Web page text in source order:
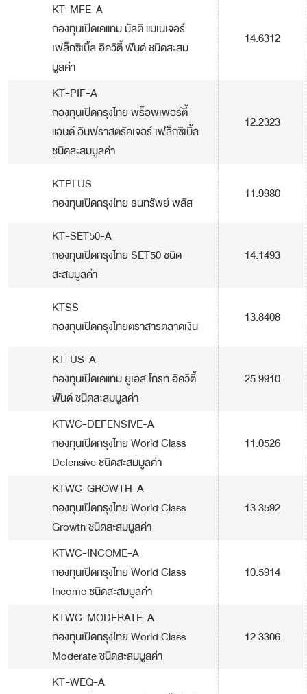
KT-MFE-A
กองทุนเปิดเคแทม มัลติ แมเนเจอร์
เฟล็กซิเบิ้ล อิควิตี้ ฟันด์ ชนิดสะสม
มูลค่า
14.6312
KT-PIF-A
กองทุนเปิดกรุงไทย พร็อพเพอร์ตี้
แอนด์ อินฟราสตรัคเจอร์ เฟล็กซิเบิ้ล
ชนิดสะสมมูลค่า
12.2323
KTPLUS
กองทุนเปิดกรุงไทย ธนทรัพย์ พลัส
11.9980
KT-SET50-A
กองทุนเปิดกรุงไทย SET50 ชนิด
สะสมมูลค่า
14.1493
KTSS
กองทุนเปิดกรุงไทยตราสารตลาดเงิน
13.8408
KT-US-A
กองทุนเปิดเคแทม ยูเอส โกรท อิควิตี้
ฟันด์ ชนิดสะสมมูลค่า
25.9910
KTWC-DEFENSIVE-A
กองทุนเปิดกรุงไทย World Class
Defensive ชนิดสะสมมูลค่า
11.0526
KTWC-GROWTH-A
กองทุนเปิดกรุงไทย World Class
Growth ชนิดสะสมมูลค่า
13.3592
KTWC-INCOME-A
กองทุนเปิดกรุงไทย World Class
Income ชนิดสะสมมูลค่า
10.5914
KTWC-MODERATE-A
กองทุนเปิดกรุงไทย World Class
Moderate ชนิดสะสมมูลค่า
12.3306
KT-WEQ-A